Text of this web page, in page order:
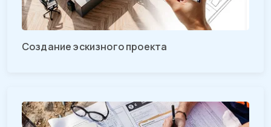
Создание эскизного проекта